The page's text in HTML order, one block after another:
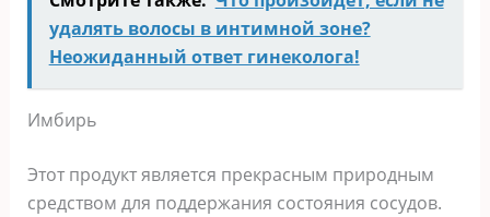
удалять волосы в интимной зоне?
Неожиданный ответ гинеколога!
Имбирь
Этот продукт является прекрасным природным
средством для поддержания состояния сосудов.